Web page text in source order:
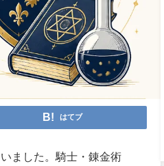
はてブ
ました。騎士・錬金術